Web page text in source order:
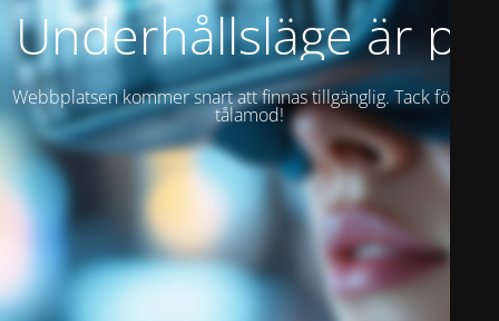
Underhållsläge är på
Webbplatsen kommer snart att finnas tillgänglig. Tack för ditt
tålamod!